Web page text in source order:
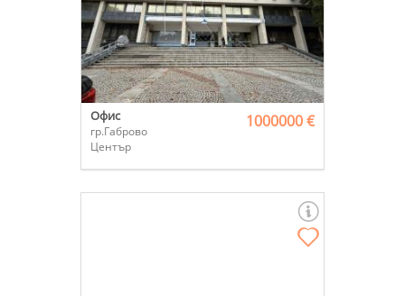
Офис
гр.Габрово
Център
1000000 €